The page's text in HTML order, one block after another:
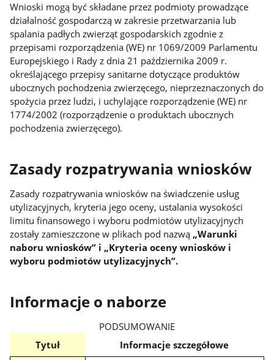
Wnioski mogą być składane przez podmioty prowadzące
działalność gospodarczą w zakresie przetwarzania lub
spalania padłych zwierząt gospodarskich zgodnie z
przepisami rozporządzenia (WE) nr 1069/2009 Parlamentu
Europejskiego i Rady z dnia 21 października 2009 r.
określającego przepisy sanitarne dotyczące produktów
ubocznych pochodzenia zwierzęcego, nieprzeznaczonych do
spożycia przez ludzi, i uchylające rozporządzenie (WE) nr
1774/2002 (rozporządzenie o produktach ubocznych
pochodzenia zwierzęcego).
Zasady rozpatrywania wniosków
Zasady rozpatrywania wniosków na świadczenie usług
utylizacyjnych, kryteria jego oceny, ustalania wysokości
limitu finansowego i wyboru podmiotów utylizacyjnych
zostały zamieszczone w plikach pod nazwą „Warunki
naboru wniosków” i „Kryteria oceny wniosków i
wyboru podmiotów utylizacyjnych”.
Informacje o naborze
PODSUMOWANIE
Tytuł
Informacje szczegółowe